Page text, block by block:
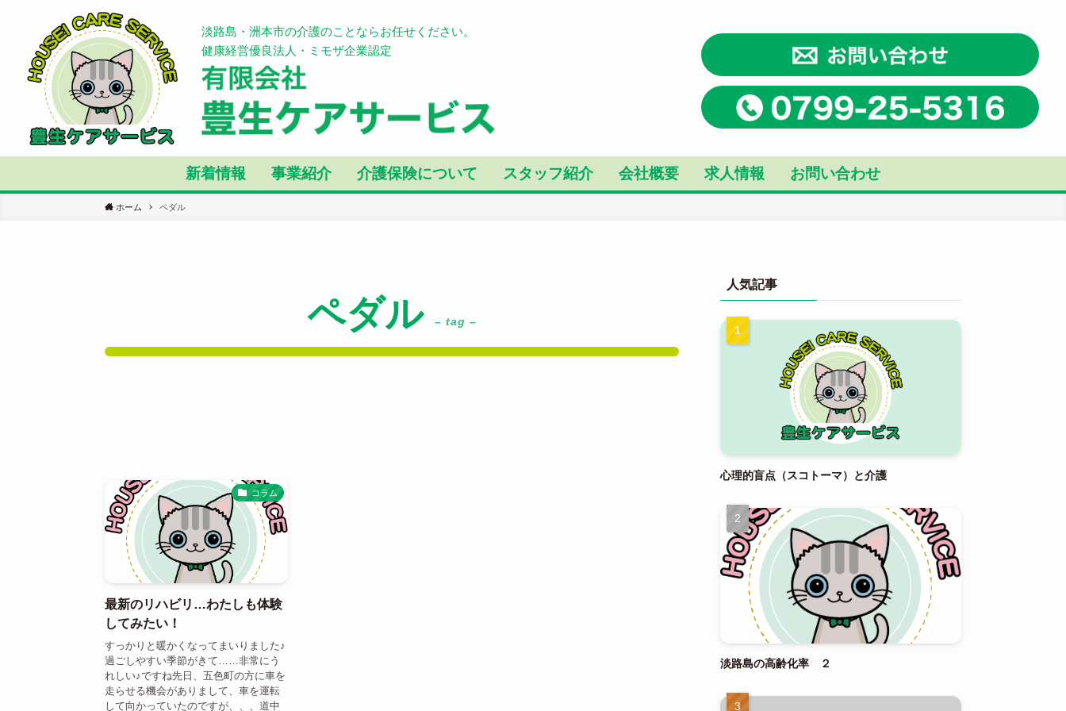
淡路島・洲本市の介護のことならお任せください。
健康経営優良法人・ミモザ企業認定
新着情報 事業紹介 介護保険について スタッフ紹介 会社概要 求人情報 お問い合わせ
ホーム ペダル
ペダル – tag –
コラム
最新のリハビリ…わたしも体験
してみたい！
すっかりと暖かくなってまいりました♪
過ごしやすい季節がきて……非常にう
れしい♪ですね先日、五色町の方に車を
走らせる機会がありまして、車を運転
して向かっていたのですが、、、道中
人気記事
心理的盲点（スコトーマ）と介護
淡路島の高齢化率 ２